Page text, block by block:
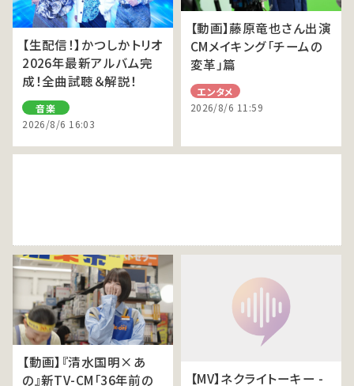
【生配信！】かつしかトリオ
2026年最新アルバム完
成！全曲試聴＆解説！
音楽
2026/8/6 16:03
【動画】藤原竜也さん出演
CMメイキング「チームの
変革」篇
エンタメ
2026/8/6 11:59
【動画】『清⽔国明×あ
の』新TV-CM「36年前の
【MV】ネクライトーキー -